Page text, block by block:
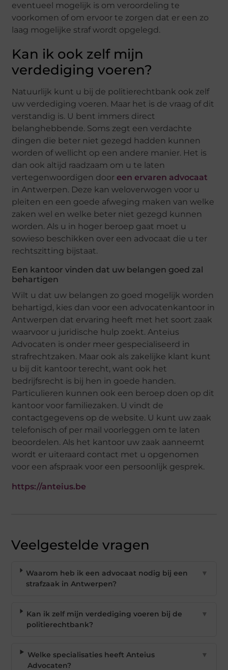
eventueel mogelijk is om veroordeling te
voorkomen of om ervoor te zorgen dat er een zo
laag mogelijke straf wordt opgelegd.
Kan ik ook zelf mijn
verdediging voeren?
Natuurlijk kunt u bij de politierechtbank ook zelf
uw verdediging voeren. Maar het is de vraag of dit
verstandig is. U bent immers direct
belanghebbende. Soms zegt een verdachte
dingen die beter niet gezegd hadden kunnen
worden of wellicht op een andere manier. Het is
dan ook altijd raadzaam om u te laten
vertegenwoordigen dooreen ervaren advocaat
in Antwerpen. Deze kan weloverwogen voor u
pleiten en een goede afweging maken van welke
zaken wel en welke beter niet gezegd kunnen
worden. Als u in hoger beroep gaat moet u
sowieso beschikken over een advocaat die u ter
rechtszitting bijstaat.
Een kantoor vinden dat uw belangen goed zal
behartigen
Wilt u dat uw belangen zo goed mogelijk worden
behartigd, kies dan voor een advocatenkantoor in
Antwerpen dat ervaring heeft met het soort zaak
waarvoor u juridische hulp zoekt. Anteius
Advocaten is onder meer gespecialiseerd in
strafrechtzaken. Maar ook als zakelijke klant kunt
u bij dit kantoor terecht, want ook het
bedrijfsrecht is bij hen in goede handen.
Particulieren kunnen ook een beroep doen op dit
kantoor voor familiezaken. U vindt de
contactgegevens op de website. U kunt uw zaak
telefonisch of per mail voorleggen om te laten
beoordelen. Als het kantoor uw zaak aanneemt
wordt er uiteraard contact met u opgenomen
voor een afspraak voor een persoonlijk gesprek.
https://anteius.be
Veelgestelde vragen
Waarom heb ik een advocaat nodig bij een
strafzaak in Antwerpen?
▼
Kan ik zelf mijn verdediging voeren bij de
politierechtbank?
▼
Welke specialisaties heeft Anteius
Advocaten?
▼